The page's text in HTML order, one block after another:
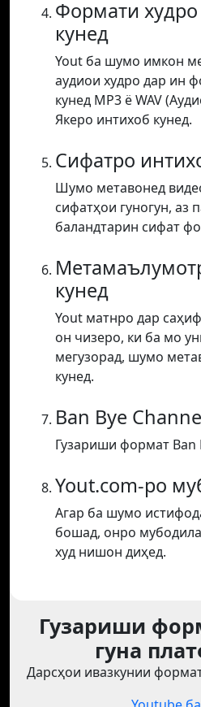
Формати
кунед
Yout ба шумо имкон
аудиои худро дар ин
кунед MP3 ё WAV
Якеро интихоб кунед.
Сифатро
Шумо метавонед
сифатҳои гуногун, аз
баландтарин сифат
кунед
Yout матнро дар
он чизеро, ки ба мо
мегузорад, шумо
кунед.
Ban Bye
Гузариши формат Ban
Yout.com-ро
Агар ба шумо
бошад, онро
худ нишон диҳед.
Гузариши
гуна
Дарсҳои ивазкунии